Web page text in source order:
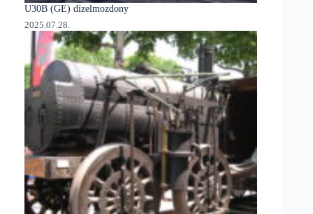
U30B (GE) dízelmozdony
2025.07.28.